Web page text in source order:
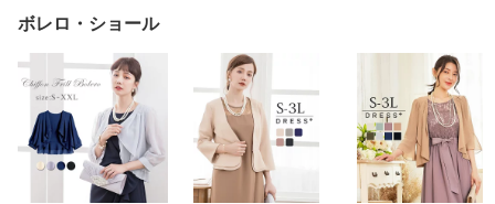
袖 フレア裾 きちんと感
春 夏 秋 冬 S M L XL XXL
卒業式 入学式 入園式 卒
園式 母 ママスーツ
作 ビジネススーツ レデ
ィーススーツ
ディーススーツ大人きれ
い 通勤服 大きいサイズ
ボレロ・ショール